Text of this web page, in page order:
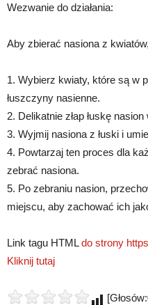
Wezwanie do działania:
Aby zbierać nasiona z
1. Wybierz kwiaty, które są w
łuszczyny nasienne.
2. Delikatnie złap łuskę
3. Wyjmij nasiona z łuski i
4. Powtarzaj ten proces dla
zebrać nasiona.
5. Po zebraniu nasion,
miejscu, aby zachować ich
Link tagu HTMLdo strony
Kliknij tutaj